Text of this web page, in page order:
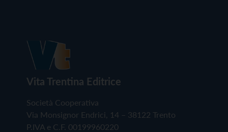
Vita Trentina Editrice
Società Cooperativa
Via Monsignor Endrici, 14 – 38122 Trento
P.IVA e C.F. 00199960220